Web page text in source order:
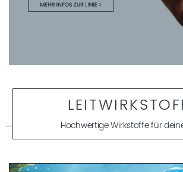
Hochwertige Wirkstoffe für